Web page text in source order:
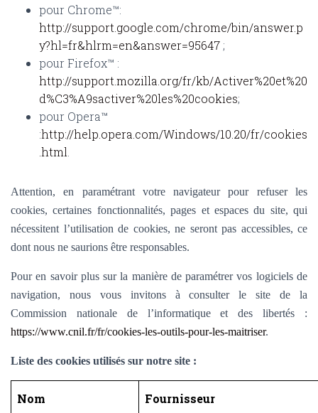
pour Chrome™:
http://support.google.com/chrome/bin/answer.p
y?hl=fr&hlrm=en&answer=95647 ;
pour Firefox™ :
http://support.mozilla.org/fr/kb/Activer%20et%20
d%C3%A9sactiver%20les%20cookies;
pour Opera™
:http://help.opera.com/Windows/10.20/fr/cookies
.html
Attention, en paramétrant votre navigateur pour refuser les
cookies, certaines fonctionnalités, pages et espaces du site, qui
nécessitent l’utilisation de cookies, ne seront pas accessibles, ce
dont nous ne saurions être responsables.
Pour en savoir plus sur la manière de paramétrer vos logiciels de
navigation, nous vous invitons à consulter le site de la
Commission nationale de l’informatique et des libertés :
https://www.cnil.fr/fr/cookies-les-outils-pour-les-maitriser.
Liste des cookies utilisés sur notre site :
Nom Fournisseur